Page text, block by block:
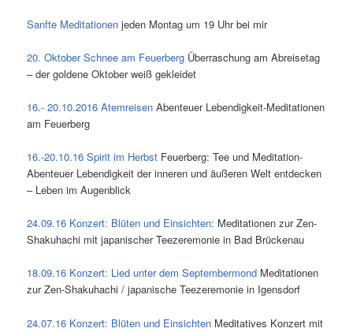
Sanfte Meditationenjeden Montag um 19 Uhr bei mir
20. Oktober Schnee am Feuerberg Überraschung am Abreisetag
– der goldene Oktober weiß gekleidet
16.- 20.10.2016 Atemreisen Abenteuer Lebendigkeit-Meditationen
am Feuerberg
16.-20.10.16 Spirit im Herbst Feuerberg: Tee und Meditation-
Abenteuer Lebendigkeit der inneren und äußeren Welt entdecken
– Leben im Augenblick
24.09.16 Konzert: Blüten und Einsichten: Meditationen zur Zen-
Shakuhachi mit japanischer Teezeremonie in Bad Brückenau
18.09.16 Konzert: Lied unter dem Septembermond Meditationen
zur Zen-Shakuhachi / japanische Teezeremonie in Igensdorf
24.07.16 Konzert: Blüten und Einsichten Meditatives Konzert mit